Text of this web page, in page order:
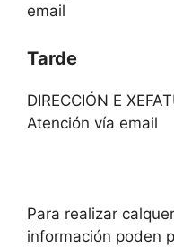
email
Tarde
DIRECCIÓN E
Atención vía email
Para realizar
información poden